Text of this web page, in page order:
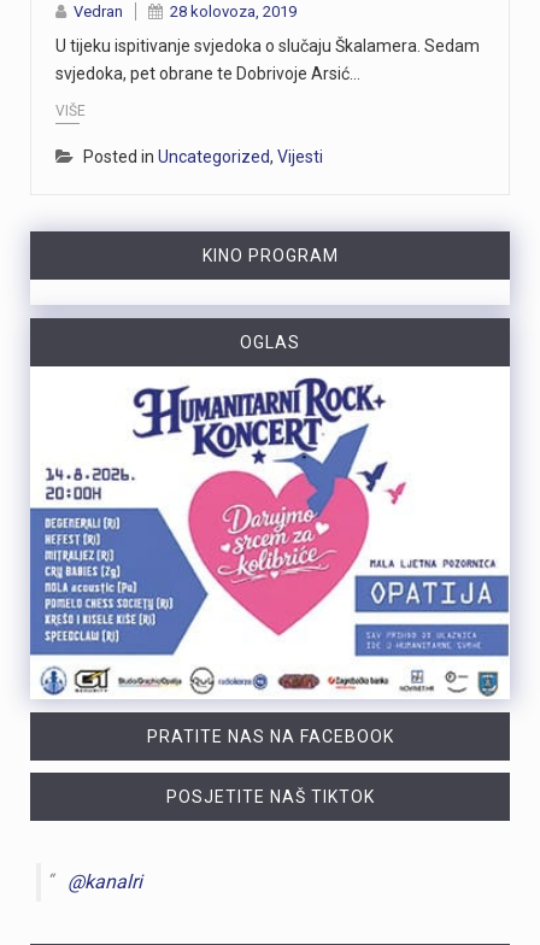
Vedran 28 kolovoza, 2019
U tijeku ispitivanje svjedoka o slučaju Škalamera. Sedam
svjedoka, pet obrane te Dobrivoje Arsić…
VIŠE
Posted in Uncategorized, Vijesti
KINO PROGRAM
OGLAS
PRATITE NAS NA FACEBOOK
POSJETITE NAŠ TIKTOK
@kanalri